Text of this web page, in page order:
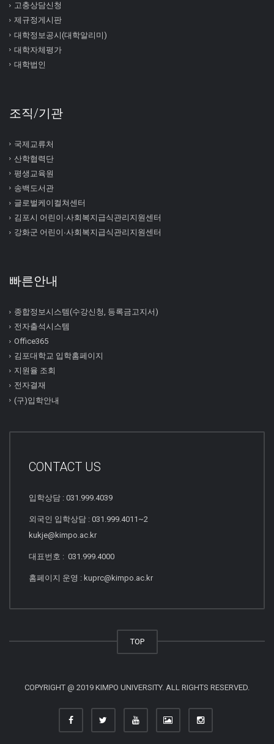
고충상담신청
제규정게시판
대학정보공시(대학알리미)
대학자체평가
대학법인
조직/기관
국제교류처
산학협력단
평생교육원
송백도서관
글로벌케이컬쳐센터
김포시 어린이∙사회복지급식관리지원센터
강화군 어린이∙사회복지급식관리지원센터
빠른안내
종합정보시스템(수강신청, 등록금고지서)
전자출석시스템
Office365
김포대학교 입학홈페이지
지원율 조회
전자결재
(구)입학안내
CONTACT US
입학상담 : 031.999.4039
외국인 입학상담 : 031.999.4011~2
kukje@kimpo.ac.kr
대표번호 : 031.999.4000
홈페이지 운영 : kuprc@kimpo.ac.kr
TOP
COPYRIGHT @ 2019 KIMPO UNIVERSITY. ALL RIGHTS RESERVED.